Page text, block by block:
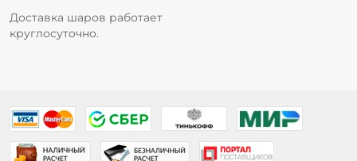
Доставка шаров работает
круглосуточно.